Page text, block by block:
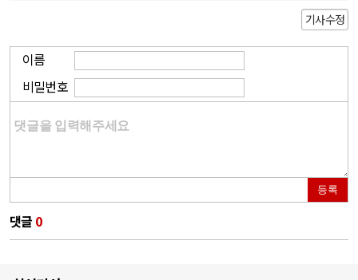
기사수정
이름
비밀번호
등록
댓글 0